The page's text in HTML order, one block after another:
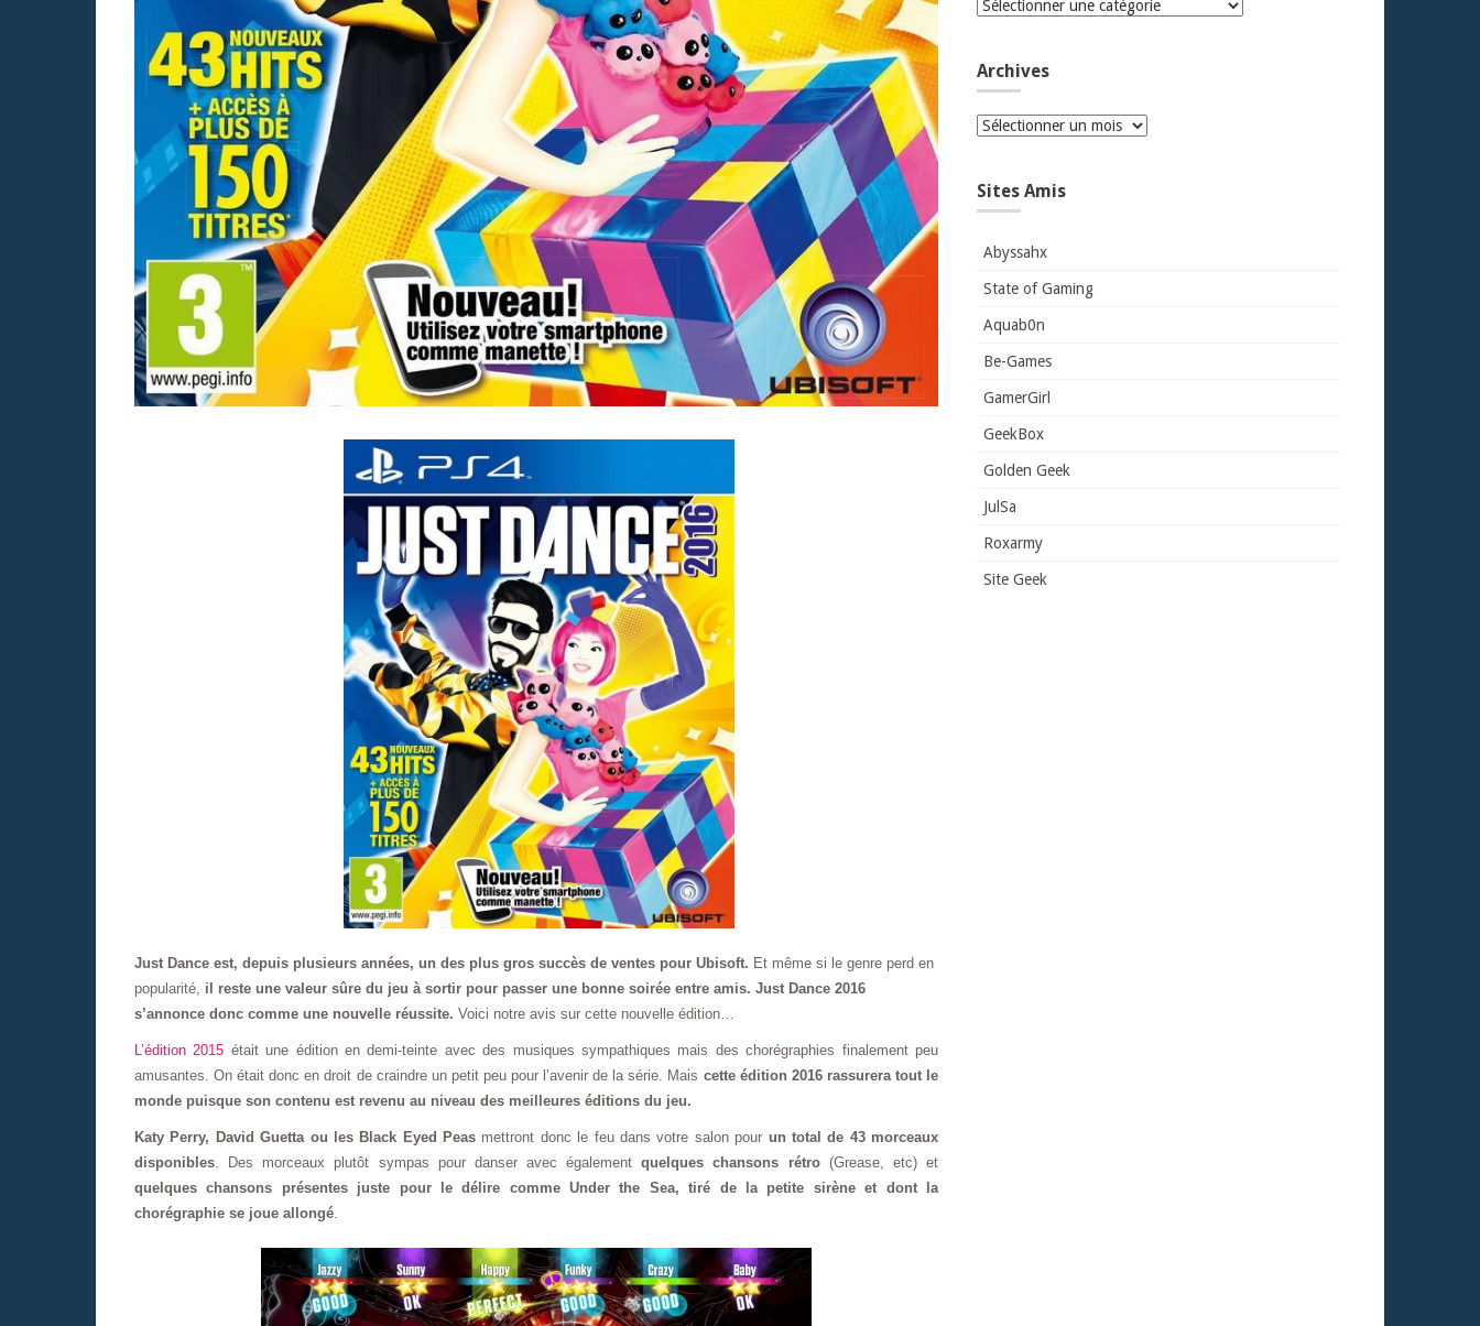
Just Dance est, depuis plusieurs années, un des plus gros succès de ventes pour Ubisoft. Et même si le genre perd en
popularité, il reste une valeur sûre du jeu à sortir pour passer une bonne soirée entre amis. Just Dance 2016
s’annonce donc comme une nouvelle réussite. Voici notre avis sur cette nouvelle édition…
L’édition 2015 était une édition en demi-teinte avec des musiques sympathiques mais des chorégraphies finalement peu
amusantes. On était donc en droit de craindre un petit peu pour l’avenir de la série. Mais cette édition 2016 rassurera tout le
monde puisque son contenu est revenu au niveau des meilleures éditions du jeu.
Katy Perry, David Guetta ou les Black Eyed Peas mettront donc le feu dans votre salon pour un total de 43 morceaux
disponibles . Des morceaux plutôt sympas pour danser avec égalementquelques chansons rétro(Grease, etc) et
quelques chansons présentes juste pour le délire comme Under the Sea, tiré de la petite sirène et dont la
chorégraphie se joue allongé
Catégories
Archives
Archives
Sites Amis
Abyssahx
State of Gaming
Aquab0n
Be-Games
GamerGirl
GeekBox
Golden Geek
JulSa
Roxarmy
Site Geek